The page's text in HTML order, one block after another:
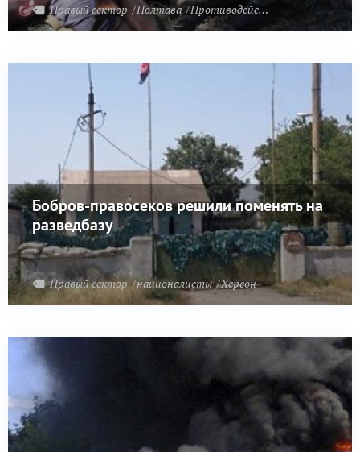
Правый сектор Полтава Противодействие терроризму
Бобров-правосеков решили поменять на
разведбазу
Правый сектор националисты Херсон